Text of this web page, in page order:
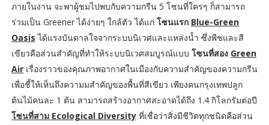
ภายในงาน จะพาผู้ชมไปพบกับความกรีน 5 โซนที่ใครๆ ก็สามารถ
ร่วมเป็น Greener ได้ง่ายๆ ใกล้ตัว ได้แก่ โซนแรก Blue-Green
Oasis ได้แรงบันดาลใจจากระบบนิเวศและแหล่งน้ำ ซึ่งพืชและสี
เขียวคือส่วนสำคัญที่ทำให้ระบบนิเวศสมบูรณ์แบบ โซนที่สอง Green
Airเรื่องราวของคุณภาพอากาศในเมืองกับความสำคัญของความกรีน
เพื่อชี้ให้เห็นถึงความมสำคัญของพื้นที่สีเขียว เพียงคนกรุงเทพปลูก
ต้นไม้คนละ 1 ต้น สามารถสร้างอากาศสะอาดได้ถึง 1.4 กิโลกรัมต่อปี
โซนที่สาม Ecological Diversityที่เชื่อว่าสิ่งมีชีวิตทุกชนิดคือส่วน